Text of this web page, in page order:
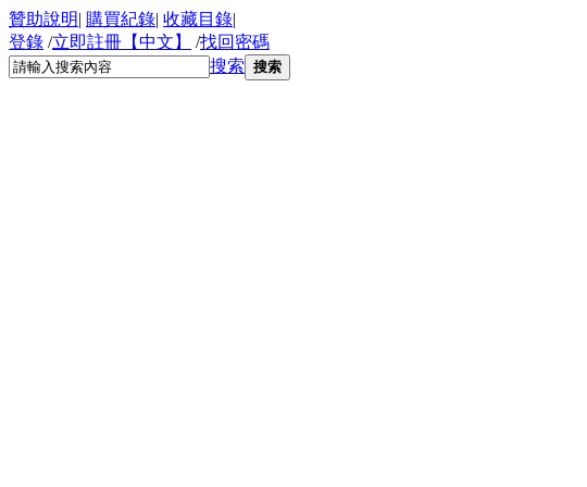
贊助說明| 購買紀錄| 收藏目錄|
登錄 /立即註冊【中文】 /找回密碼
搜索 搜索